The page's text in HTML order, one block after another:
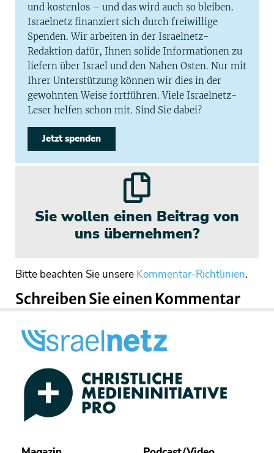
und kostenlos – und das wird auch so bleiben.
Israelnetz finanziert sich durch freiwillige
Spenden. Wir arbeiten in der Israelnetz-
Redaktion dafür, Ihnen solide Informationen zu
liefern über Israel und den Nahen Osten. Nur mit
Ihrer Unterstützung können wir dies in der
gewohnten Weise fortführen. Viele Israelnetz-
Leser helfen schon mit. Sind Sie dabei?
Jetzt spenden
Sie wollen einen Beitrag von
uns übernehmen?
Bitte beachten Sie unsere Kommentar-Richtlinien.
Schreiben Sie einen Kommentar